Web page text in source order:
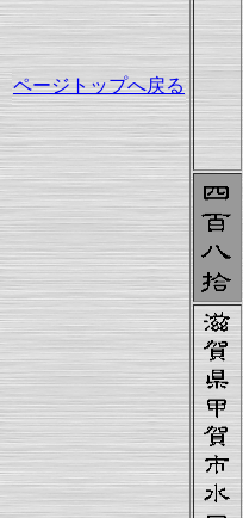
ページトップへ戻る